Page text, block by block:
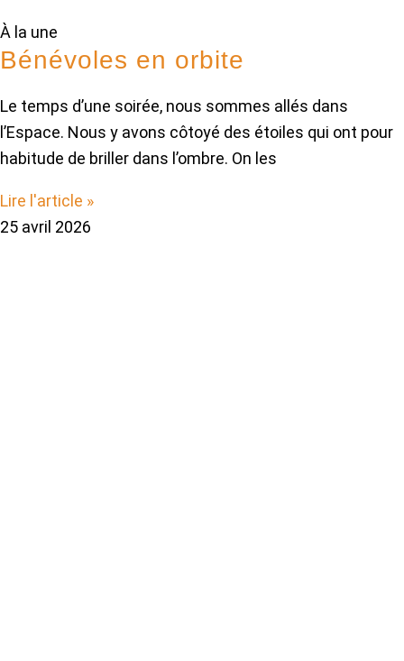
À la une
Bénévoles en orbite
Le temps d’une soirée, nous sommes allés dans
l’Espace. Nous y avons côtoyé des étoiles qui ont pour
habitude de briller dans l’ombre. On les
Lire l'article »
25 avril 2026